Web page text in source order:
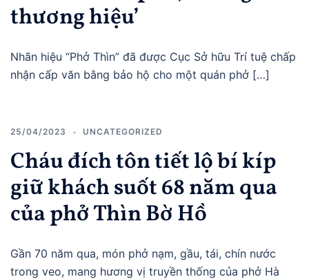
thương hiệu’
Nhãn hiệu “Phở Thìn” đã được Cục Sở hữu Trí tuệ chấp
nhận cấp văn bằng bảo hộ cho một quán phở […]
25/04/2023 UNCATEGORIZED
Cháu đích tôn tiết lộ bí kíp
giữ khách suốt 68 năm qua
của phở Thìn Bờ Hồ
Gần 70 năm qua, món phở nạm, gầu, tái, chín nước
trong veo, mang hương vị truyền thống của phở Hà